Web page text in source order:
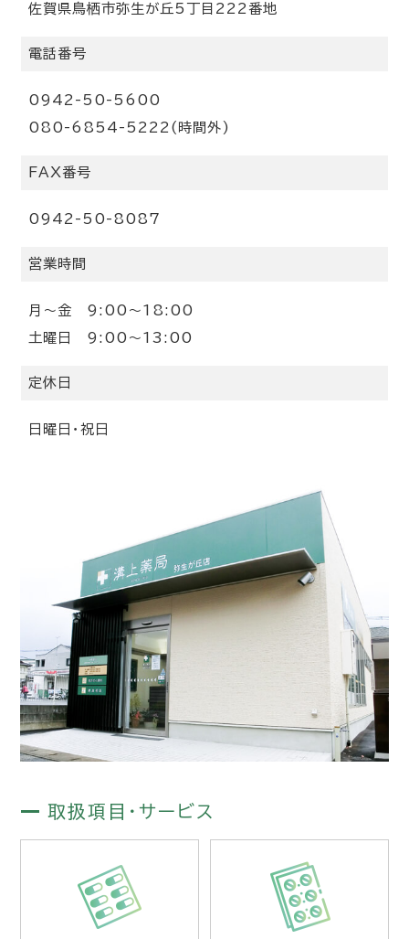
佐賀県鳥栖市弥生が丘5丁目222番地
電話番号
0942-50-5600
080-6854-5222(時間外)
FAX番号
0942-50-8087
営業時間
月〜金 9:00〜18:00
土曜日 9:00〜13:00
定休日
日曜日・祝日
取扱項目・サービス
ジェネリック医薬品取扱い